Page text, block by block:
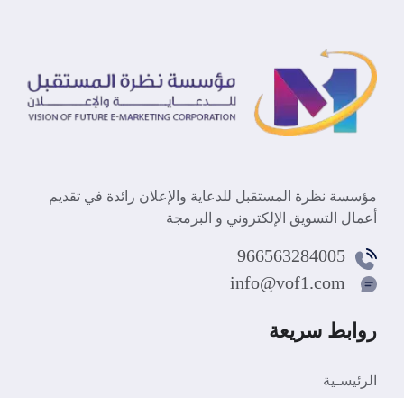
مؤسسة نظرة المستقبل للدعاية والإعلان رائدة في تقديم
أعمال التسويق الإلكتروني و البرمجة
966563284005
info@vof1.com
روابط سريعة
الرئيسـية